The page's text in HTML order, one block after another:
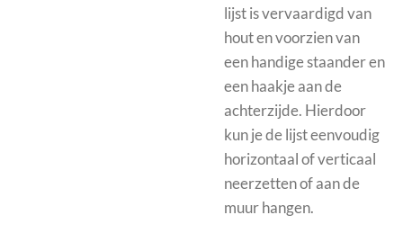
lijst is vervaardigd van
hout en voorzien van
een handige staander en
een haakje aan de
achterzijde. Hierdoor
kun je de lijst eenvoudig
horizontaal of verticaal
neerzetten of aan de
muur hangen.